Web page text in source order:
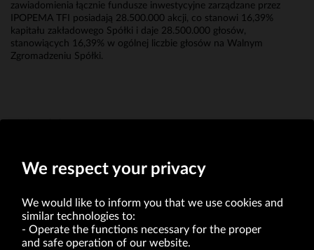
zawiadomienia łącznie fundusze inwestycyjne zarządzane przez
IPOPEMA TFI posiadają 28.500.000 akcji, co stanowi 16,39%
kapitału zakładowego Spółki i daje 28.500.000 głosów,
stanowiących 16,39% w ogólnej liczbie głosów na Walnym
Zgromadzeniu Spółki.
We respect your privacy
We would like to inform you that we use cookies and
similar technologies to:
Operate the functions necessary for the proper
and safe operation of our website.